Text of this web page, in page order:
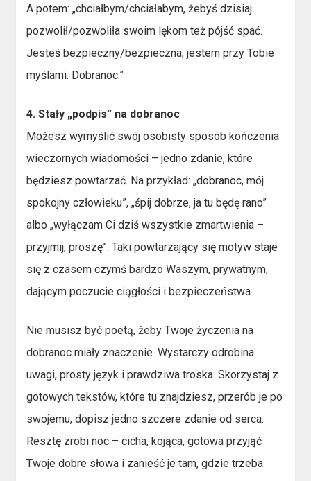
A potem: „chciałbym/chciałabym, żebyś dzisiaj
pozwolił/pozwoliła swoim lękom też pójść spać.
Jesteś bezpieczny/bezpieczna, jestem przy Tobie
myślami. Dobranoc.”
4. Stały „podpis” na dobranoc
Możesz wymyślić swój osobisty sposób kończenia
wieczornych wiadomości – jedno zdanie, które
będziesz powtarzać. Na przykład: „dobranoc, mój
spokojny człowieku”, „śpij dobrze, ja tu będę rano”
albo „wyłączam Ci dziś wszystkie zmartwienia –
przyjmij, proszę”. Taki powtarzający się motyw staje
się z czasem czymś bardzo Waszym, prywatnym,
dającym poczucie ciągłości i bezpieczeństwa.
Nie musisz być poetą, żeby Twoje życzenia na
dobranoc miały znaczenie. Wystarczy odrobina
uwagi, prosty język i prawdziwa troska. Skorzystaj z
gotowych tekstów, które tu znajdziesz, przerób je po
swojemu, dopisz jedno szczere zdanie od serca.
Resztę zrobi noc – cicha, kojąca, gotowa przyjąć
Twoje dobre słowa i zanieść je tam, gdzie trzeba.